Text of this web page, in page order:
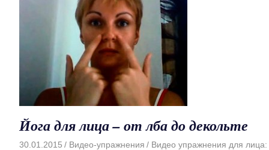
Йога для лица – от лба до декольте
30.01.2015 Видео-упражнения
Видео упражнения для лица: